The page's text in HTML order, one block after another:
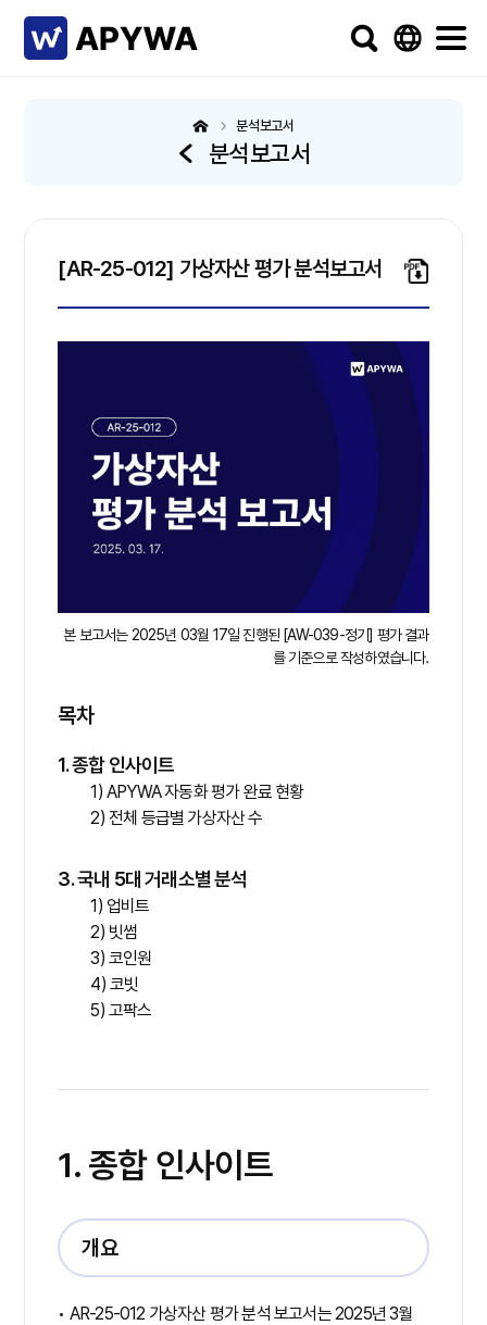
분석보고서
분석보고서
[AR-25-012] 가상자산 평가 분석보고서
본 보고서는 2025년 03월 17일 진행된 [AW-039-정기] 평가 결과
를 기준으로 작성하였습니다.
목차
1. 종합 인사이트
1) APYWA 자동화 평가 완료 현황
2) 전체 등급별 가상자산 수
3. 국내 5대 거래소별 분석
1) 업비트
2) 빗썸
3) 코인원
4) 코빗
5) 고팍스
1. 종합 인사이트
개요
• AR-25-012 가상자산 평가 분석 보고서는 2025년 3월